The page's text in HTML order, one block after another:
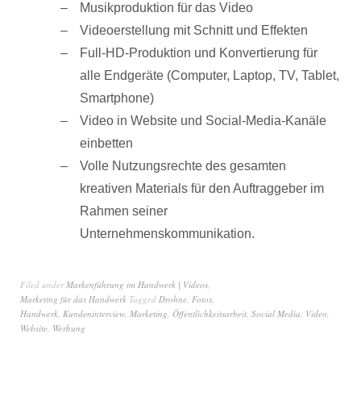
Musikproduktion für das Video
Videoerstellung mit Schnitt und Effekten
Full-HD-Produktion und Konvertierung für
alle Endgeräte (Computer, Laptop, TV, Tablet,
Smartphone)
Video in Website und Social-Media-Kanäle
einbetten
Volle Nutzungsrechte des gesamten
kreativen Materials für den Auftraggeber im
Rahmen seiner
Unternehmenskommunikation.
Filed underMarkenführung im Handwerk | Videos,
Marketing für das Handwerk Tagged Drohne, Fotos,
Handwerk, Kundeninterview, Marketing, Öffentlichkeitsarbeit, Social Media, Video,
Website, Werbung